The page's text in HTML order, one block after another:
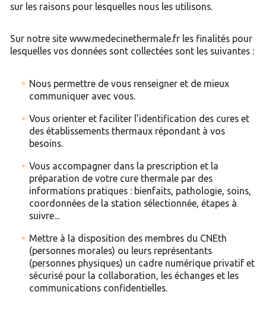
sur les raisons pour lesquelles nous les utilisons.
Sur notre site www.medecinethermale.fr les finalités pour
lesquelles vos données sont collectées sont les suivantes :
Nous permettre de vous renseigner et de mieux
communiquer avec vous.
Vous orienter et faciliter l’identification des cures et
des établissements thermaux répondant à vos
besoins.
Vous accompagner dans la prescription et la
préparation de votre cure thermale par des
informations pratiques : bienfaits, pathologie, soins,
coordonnées de la station sélectionnée, étapes à
suivre...
Mettre à la disposition des membres du CNEth
(personnes morales) ou leurs représentants
(personnes physiques) un cadre numérique privatif et
sécurisé pour la collaboration, les échanges et les
communications confidentielles.